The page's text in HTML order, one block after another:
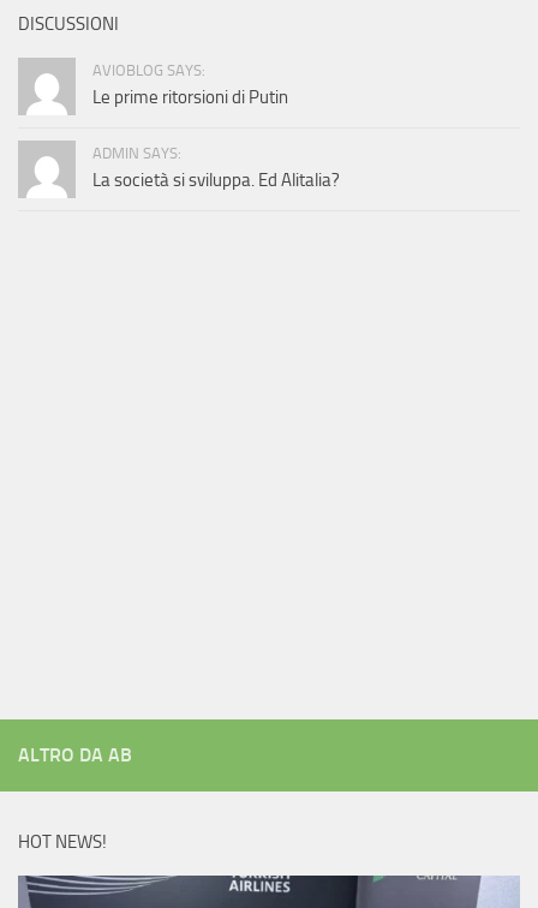
DISCUSSIONI
AVIOBLOG SAYS:
Le prime ritorsioni di Putin
ADMIN SAYS:
La società si sviluppa. Ed Alitalia?
ALTRO DA AB
HOT NEWS!